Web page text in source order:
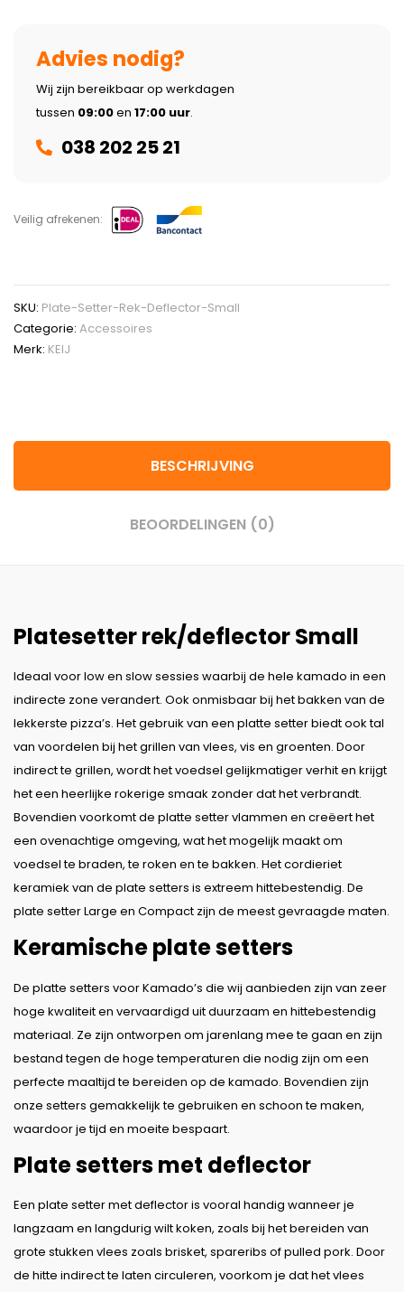
Advies nodig?
Wij zijn bereikbaar op werkdagen
tussen 09:00en 17:00 uur.
038 202 25 21
Veilig afrekenen:
SKU: Plate-Setter-Rek-Deflector-Small
Categorie: Accessoires
Merk: KEIJ
BESCHRIJVING
BEOORDELINGEN (0)
Platesetter rek/deflector Small
Ideaal voor low en slow sessies waarbij de hele kamado in een
indirecte zone verandert. Ook onmisbaar bij het bakken van de
lekkerste pizza’s. Het gebruik van een platte setter biedt ook tal
van voordelen bij het grillen van vlees, vis en groenten. Door
indirect te grillen, wordt het voedsel gelijkmatiger verhit en krijgt
het een heerlijke rokerige smaak zonder dat het verbrandt.
Bovendien voorkomt de platte setter vlammen en creëert het
een ovenachtige omgeving, wat het mogelijk maakt om
voedsel te braden, te roken en te bakken. Het cordieriet
keramiek van de plate setters is extreem hittebestendig. De
plate setter Large en Compact zijn de meest gevraagde maten.
Keramische plate setters
De platte setters voor Kamado’s die wij aanbieden zijn van zeer
hoge kwaliteit en vervaardigd uit duurzaam en hittebestendig
materiaal. Ze zijn ontworpen om jarenlang mee te gaan en zijn
bestand tegen de hoge temperaturen die nodig zijn om een
perfecte maaltijd te bereiden op de kamado. Bovendien zijn
onze setters gemakkelijk te gebruiken en schoon te maken,
waardoor je tijd en moeite bespaart.
Plate setters met deflector
Een plate setter met deflector is vooral handig wanneer je
langzaam en langdurig wilt koken, zoals bij het bereiden van
grote stukken vlees zoals brisket, spareribs of pulled pork. Door
de hitte indirect te laten circuleren, voorkom je dat het vlees